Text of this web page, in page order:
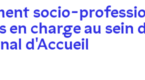
socio-
en charge au sein
d'Accueil